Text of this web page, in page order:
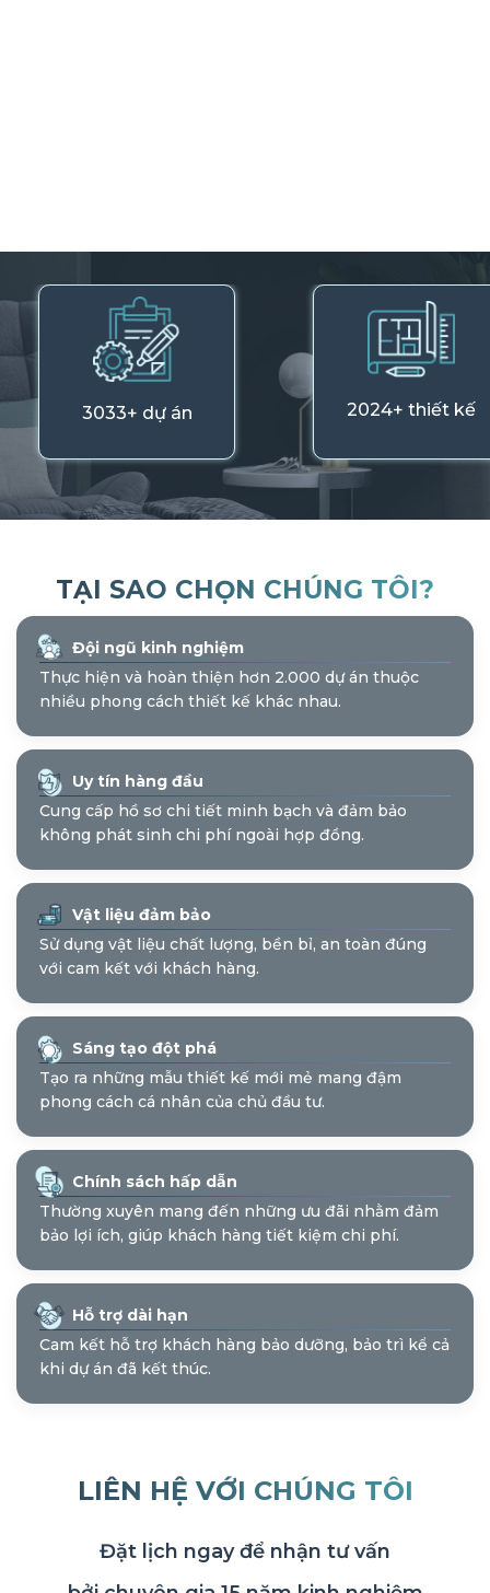
3033+ dự án 2024+ thiết kế
TẠI SAO CHỌN CHÚNG TÔI?
Đội ngũ kinh nghiệm
Thực hiện và hoàn thiện hơn 2.000 dự án thuộc
nhiều phong cách thiết kế khác nhau.
Uy tín hàng đầu
Cung cấp hồ sơ chi tiết minh bạch và đảm bảo
không phát sinh chi phí ngoài hợp đồng.
Vật liệu đảm bảo
Sử dụng vật liệu chất lượng, bền bỉ, an toàn đúng
với cam kết với khách hàng.
Sáng tạo đột phá
Tạo ra những mẫu thiết kế mới mẻ mang đậm
phong cách cá nhân của chủ đầu tư.
Chính sách hấp dẫn
Thường xuyên mang đến những ưu đãi nhằm đảm
bảo lợi ích, giúp khách hàng tiết kiệm chi phí.
Hỗ trợ dài hạn
Cam kết hỗ trợ khách hàng bảo dưỡng, bảo trì kể cả
khi dự án đã kết thúc.
LIÊN HỆ VỚI CHÚNG TÔI
Đặt lịch ngay để nhận tư vấn